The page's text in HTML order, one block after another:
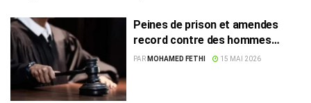
Peines de prison et amendes
record contre des hommes
d’affaires
PAR MOHAMED FETHI 15 MAI 2026